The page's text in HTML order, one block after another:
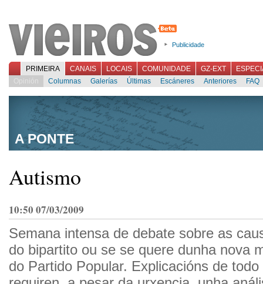
Publicidade
PRIMEIRA CANAIS LOCAIS COMUNIDADE GZ-EXT
Opinión
Columnas Galerías Últimas Escáneres Anteriores FAQ
A PONTE
Autismo
10:50 07/03/2009
Semana intensa de debate sobre as
do bipartito ou se se quere dunha nova
do Partido Popular. Explicacións de